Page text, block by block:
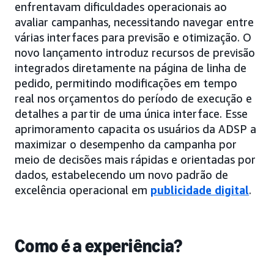
enfrentavam dificuldades operacionais ao
avaliar campanhas, necessitando navegar entre
várias interfaces para previsão e otimização. O
novo lançamento introduz recursos de previsão
integrados diretamente na página de linha de
pedido, permitindo modificações em tempo
real nos orçamentos do período de execução e
detalhes a partir de uma única interface. Esse
aprimoramento capacita os usuários da ADSP a
maximizar o desempenho da campanha por
meio de decisões mais rápidas e orientadas por
dados, estabelecendo um novo padrão de
excelência operacional em publicidade digital.
Como é a experiência?